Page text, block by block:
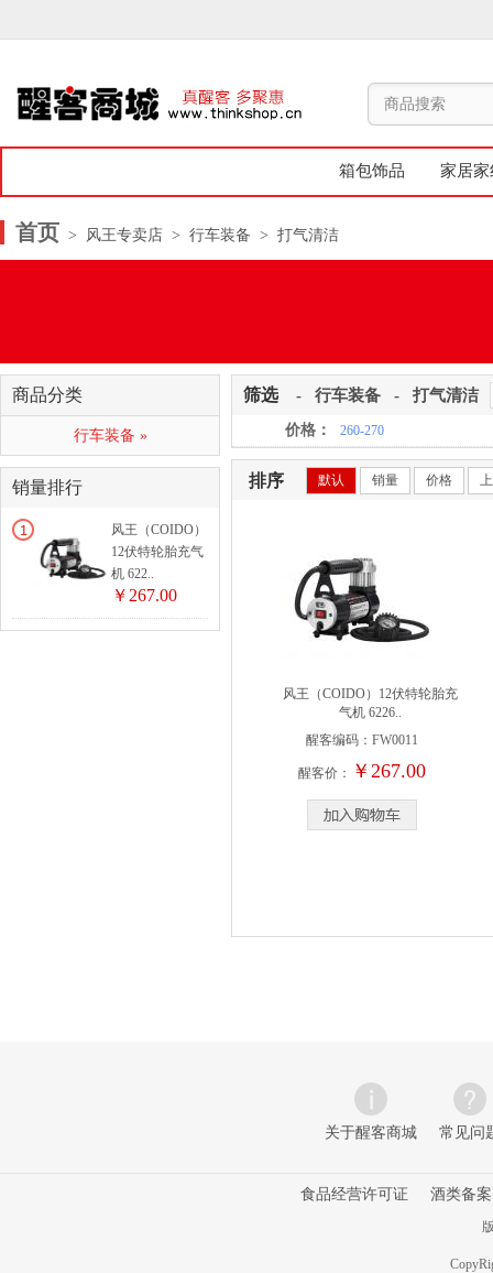
箱包饰品 家居家
首页 > 风王专卖店 > 行车装备 > 打气清洁
商品分类
行车装备 »
销量排行
风王（COIDO）
12伏特轮胎充气
机 622..
￥267.00
筛选 - 行车装备 - 打气清洁
价格： 260-270
排序 默认 销量 价格
风王（COIDO）12伏特轮胎充
气机 6226..
醒客编码： FW0011
醒客价： ￥267.00
关于醒客商城 常见问
食品经营许可证 酒类备案